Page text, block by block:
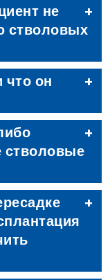
не
стволовых
что он
стволовые